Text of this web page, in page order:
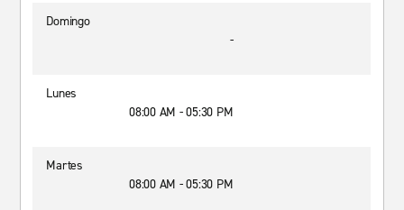
Domingo
-
Lunes
08:00 AM - 05:30 PM
Martes
08:00 AM - 05:30 PM